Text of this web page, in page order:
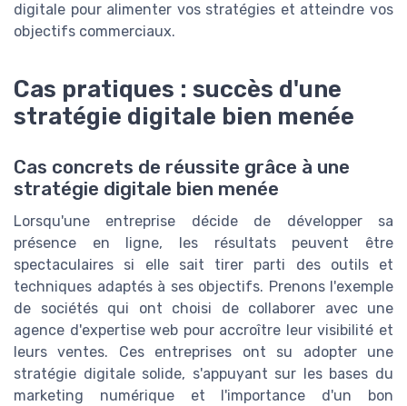
digitale pour alimenter vos stratégies et atteindre vos
objectifs commerciaux.
Cas pratiques : succès d'une
stratégie digitale bien menée
Cas concrets de réussite grâce à une
stratégie digitale bien menée
Lorsqu'une entreprise décide de développer sa
présence en ligne, les résultats peuvent être
spectaculaires si elle sait tirer parti des outils et
techniques adaptés à ses objectifs. Prenons l'exemple
de sociétés qui ont choisi de collaborer avec une
agence d'expertise web pour accroître leur visibilité et
leurs ventes. Ces entreprises ont su adopter une
stratégie digitale solide, s'appuyant sur les bases du
marketing numérique et l'importance d'un bon